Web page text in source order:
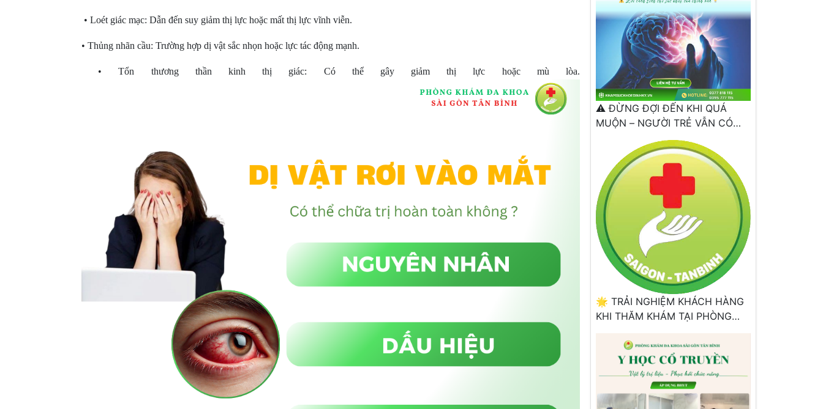
• Loét giác mạc: Dẫn đến suy giảm thị lực hoặc mất thị lực vĩnh viễn.
• Thủng nhãn cầu: Trường hợp dị vật sắc nhọn hoặc lực tác động mạnh.
• Tổn thương thần kinh thị giác: Có thể gây giảm thị lực hoặc mù lòa.
⚠️ ĐỪNG ĐỢI ĐẾN KHI QUÁ
MUỘN – NGƯỜI TRẺ VẪN CÓ
THỂ ĐỘT QUỴ!
🌟 TRẢI NGHIỆM KHÁCH HÀNG
KHI THĂM KHÁM TẠI PHÒNG
BÌNH 🌟